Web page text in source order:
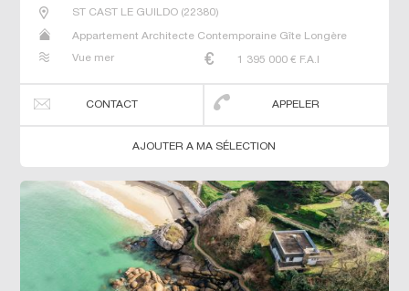
ST CAST LE GUILDO(22380)
Appartement Architecte Contemporaine Gîte Longère
Propriété Villa
Vue mer 1 395 000 € F.A.I
CONTACT APPELER
AJOUTER A MA SÉLECTION